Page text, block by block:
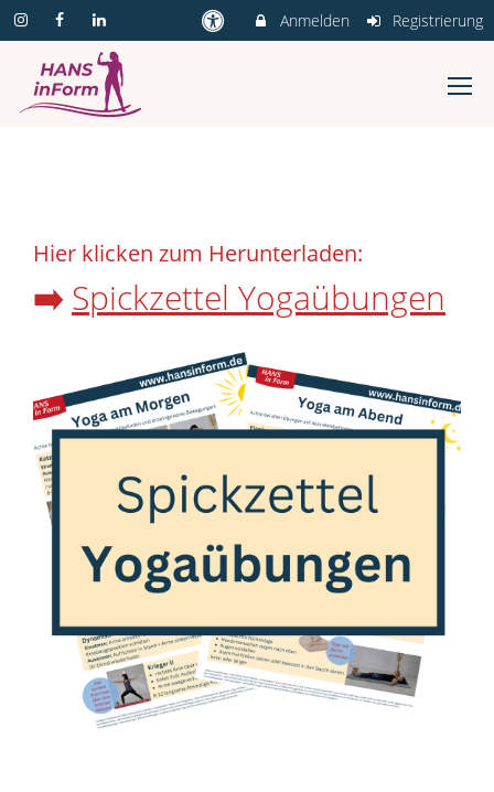
Anmelden Registrierung
Hier klicken zum Herunterladen:
➡️ Spickzettel Yogaübungen